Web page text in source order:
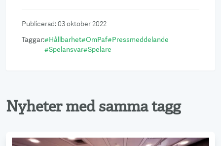
Publicerad:03 oktober 2022
Taggar:#Hållbarhet#OmPaf#Pressmeddelande
#Spelansvar#Spelare
Nyheter med samma tagg